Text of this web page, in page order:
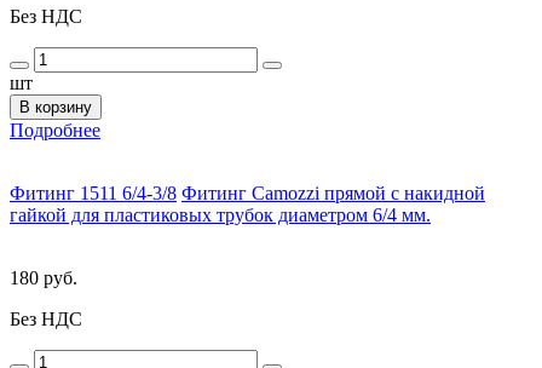
Без НДС
шт
В корзину
Подробнее
Фитинг 1511 6/4-3/8 Фитинг Camozzi прямой с накидной
гайкой для пластиковых трубок диаметром 6/4 мм.
180 руб.
Без НДС